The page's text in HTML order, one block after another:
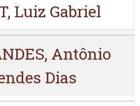
Luiz Gabriel
Antônio
Dias